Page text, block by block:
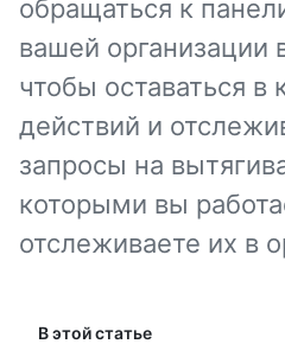
обращаться к
вашей организации
чтобы оставаться в
действий и
запросы на
которыми вы
отслеживаете их в
В этой статье